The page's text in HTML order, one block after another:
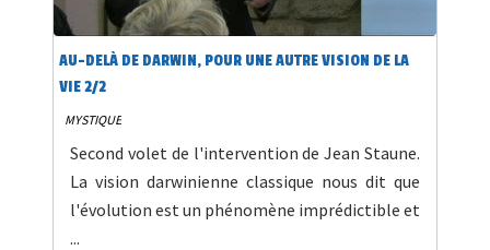
AU-DELÀ DE DARWIN, POUR UNE AUTRE VISION DE LA
VIE 2/2
MYSTIQUE
Second volet de l'intervention de Jean Staune.
La vision darwinienne classique nous dit que
l'évolution est un phénomène imprédictible et
...